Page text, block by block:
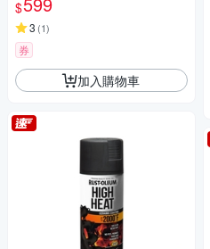
$
3 (1)
券
加入購物車